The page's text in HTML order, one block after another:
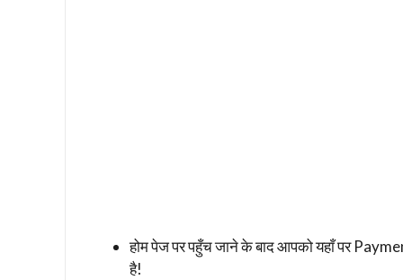
होम पेज पर पहुँच जाने के बाद आपको यहाँ पर
है!